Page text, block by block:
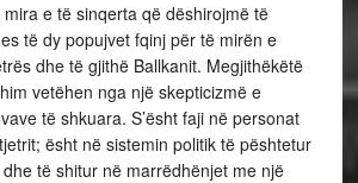
e të sinqerta që dëshirojmë të
të dy popujvet fqinj për të mirën e
dhe të gjithë Ballkanit. Megjithëkëtë
vetëhen nga një skepticizmë e
të shkuara. S’ësht faji në personat
ësht në sistemin politik të pështetur
të shitur në marrëdhënjet me një